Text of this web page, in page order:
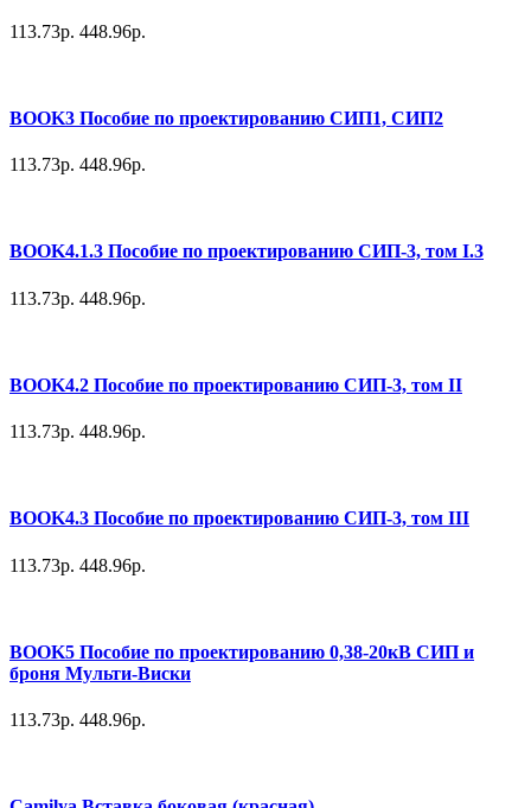
113.73р. 448.96р.
BOOK3 Пособие по проектированию СИП1, СИП2
113.73р. 448.96р.
BOOK4.1.3 Пособие по проектированию СИП-3, том I.3
113.73р. 448.96р.
BOOK4.2 Пособие по проектированию СИП-3, том II
113.73р. 448.96р.
BOOK4.3 Пособие по проектированию СИП-3, том III
113.73р. 448.96р.
BOOK5 Пособие по проектированию 0,38-20кВ СИП и
броня Мульти-Виски
113.73р. 448.96р.